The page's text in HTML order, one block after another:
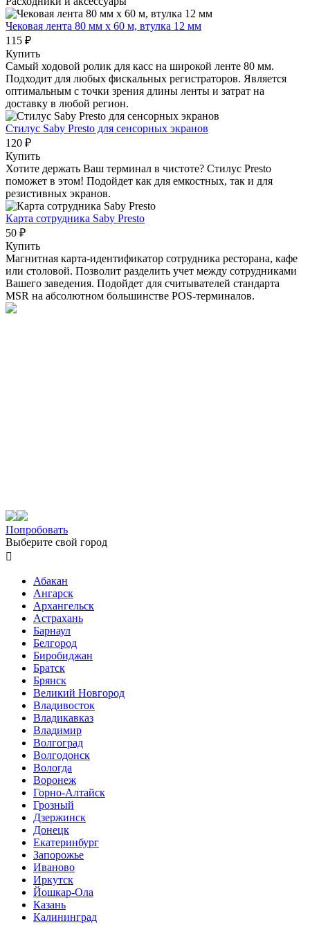
Чековая лента 80 мм x 60 м, втулка 12 мм
115 ₽
Купить
Самый ходовой ролик для касс на широкой ленте 80 мм.
Подходит для любых фискальных регистраторов. Является
оптимальным с точки зрения длины ленты и затрат на
доставку в любой регион.
Стилус Saby Presto для сенсорных экранов
120 ₽
Купить
Хотите держать Ваш терминал в чистоте? Стилус Presto
поможет в этом! Подойдет как для емкостных, так и для
резистивных экранов.
Карта сотрудника Saby Presto
50 ₽
Купить
Магнитная карта-идентификатор сотрудника ресторана, кафе
или столовой. Позволит разделить учет между сотрудниками
Вашего заведения. Подойдет для считывателей стандарта
MSR на абсолютном большинстве POS-терминалов.
Попробовать
Выберите свой город

Абакан
Ангарск
Архангельск
Астрахань
Барнаул
Белгород
Биробиджан
Братск
Брянск
Великий Новгород
Владивосток
Владикавказ
Владимир
Волгоград
Волгодонск
Вологда
Воронеж
Горно-Алтайск
Грозный
Дзержинск
Донецк
Екатеринбург
Запорожье
Иваново
Иркутск
Йошкар-Ола
Казань
Калининград